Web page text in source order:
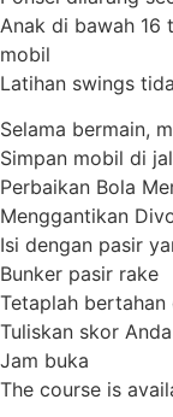
Anak di bawah 16
mobil
Latihan swings
Selama bermain,
Simpan mobil di
Perbaikan Bola
Menggantikan
Isi dengan pasir
Bunker pasir rake
Tetaplah
Tuliskan skor
Jam buka
The course is